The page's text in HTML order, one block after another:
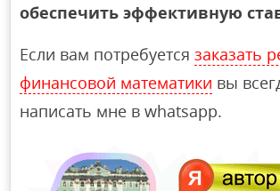
обеспечить эффективную
Если вам потребуетсязаказать
финансовой математики вы
написать мне в whatsapp.